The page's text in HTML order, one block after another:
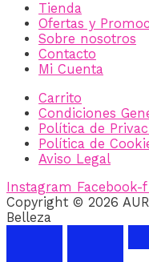
Tienda
Ofertas y
Sobre nosotros
Contacto
Mi Cuenta
Carrito
Condiciones
Política de
Política de
Aviso Legal
Instagram Facebook-f
Copyright © 2026
Belleza